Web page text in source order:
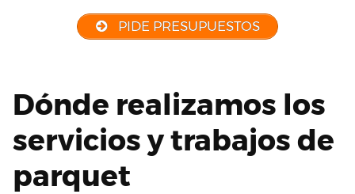
PIDE PRESUPUESTOS
Dónde realizamos los
servicios y trabajos de
parquet